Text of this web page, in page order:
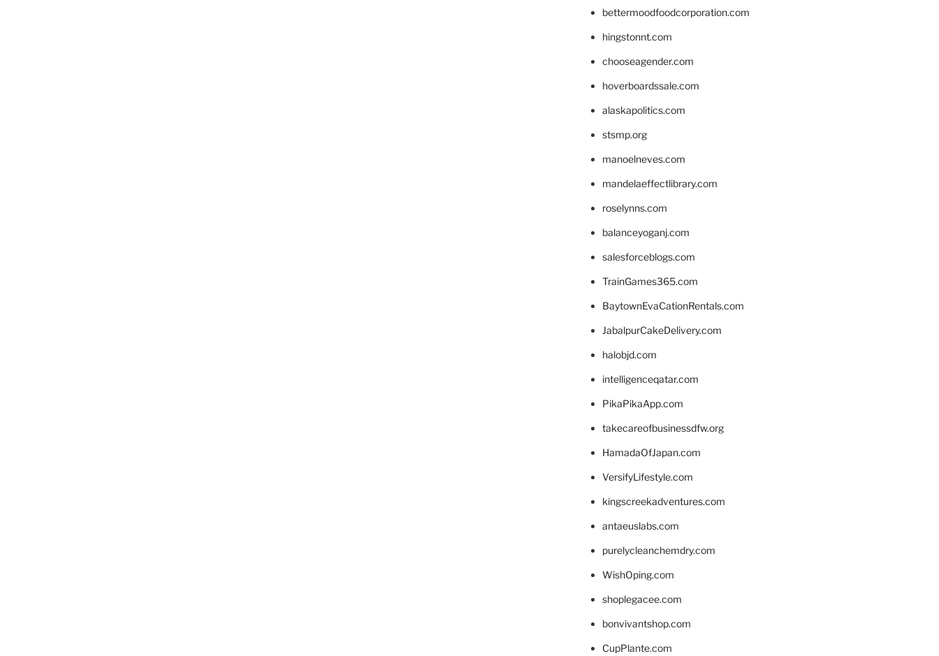
bettermoodfoodcorporation.com
hingstonnt.com
chooseagender.com
hoverboardssale.com
alaskapolitics.com
stsmp.org
manoelneves.com
mandelaeffectlibrary.com
roselynns.com
balanceyoganj.com
salesforceblogs.com
TrainGames365.com
BaytownEvaCationRentals.com
JabalpurCakeDelivery.com
halobjd.com
intelligenceqatar.com
PikaPikaApp.com
takecareofbusinessdfw.org
HamadaOfJapan.com
VersifyLifestyle.com
kingscreekadventures.com
antaeuslabs.com
purelycleanchemdry.com
WishOping.com
shoplegacee.com
bonvivantshop.com
CupPlante.com